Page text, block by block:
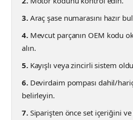
3.Araç şase numarasını hazır
4.Mevcut parçanın OEM kodu
alın.
5.Kayışlı veya zincirli sistem
6.Devirdaim pompası dahil/
belirleyin.
7.Siparişten önce set içeriğini